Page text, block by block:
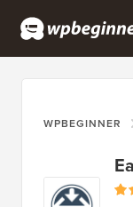
WPBEGINNER